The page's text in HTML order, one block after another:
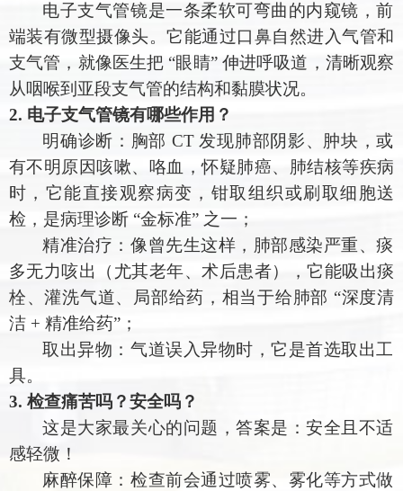
电子支气管镜是一条柔软可弯曲的内窥镜，前
端装有微型摄像头。它能通过口鼻自然进入气管和
支气管，就像医生把 “眼睛” 伸进呼吸道，清晰观察
从咽喉到亚段支气管的结构和黏膜状况。
2. 电子支气管镜有哪些作用？
明确诊断：胸部 CT 发现肺部阴影、肿块，或
有不明原因咳嗽、咯血，怀疑肺癌、肺结核等疾病
时，它能直接观察病变，钳取组织或刷取细胞送
检，是病理诊断 “金标准” 之一；
精准治疗：像曾先生这样，肺部感染严重、痰
多无力咳出（尤其老年、术后患者），它能吸出痰
栓、灌洗气道、局部给药，相当于给肺部 “深度清
洁 + 精准给药”；
取出异物：气道误入异物时，它是首选取出工
具。
3. 检查痛苦吗？安全吗？
这是大家最关心的问题，答案是：安全且不适
感轻微！
麻醉保障：检查前会通过喷雾、雾化等方式做